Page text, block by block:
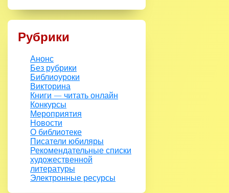
Рубрики
Анонс
Без рубрики
Библиоуроки
Викторина
Книги — читать онлайн
Конкурсы
Мероприятия
Новости
О библиотеке
Писатели юбиляры
Рекомендательные списки
художественной
литературы
Электронные ресурсы